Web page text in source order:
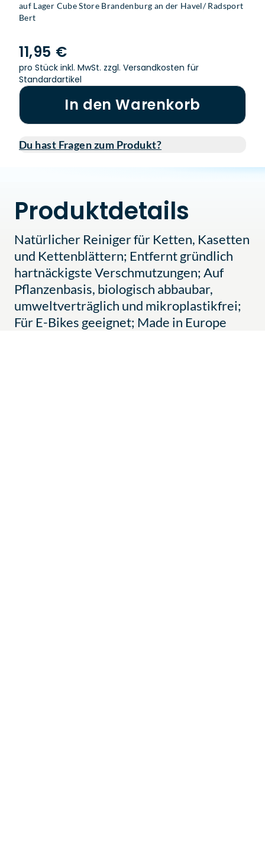
auf Lager Cube Store Brandenburg an der Havel/ Radsport
Bert
11,95 €
pro Stück inkl. MwSt. zzgl. Versandkosten für
Standardartikel
In den Warenkorb
Du hast Fragen zum Produkt?
Produktdetails
Natürlicher Reiniger für Ketten, Kasetten
und Kettenblättern; Entfernt gründlich
hartnäckigste Verschmutzungen; Auf
Pflanzenbasis, biologisch abbaubar,
umweltverträglich und mikroplastikfrei;
Für E-Bikes geeignet; Made in Europe